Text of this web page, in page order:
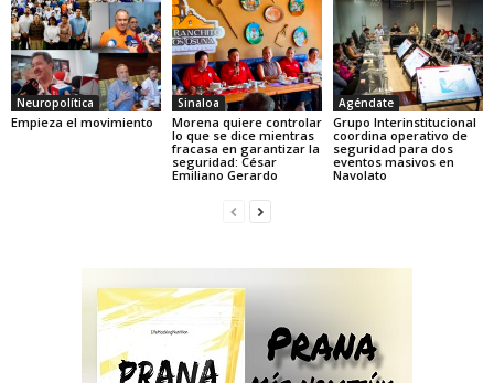
Neuropolítica
Empieza el movimiento
Sinaloa
Morena quiere controlar
lo que se dice mientras
fracasa en garantizar la
seguridad: César
Emiliano Gerardo
Agéndate
Grupo Interinstitucional
coordina operativo de
seguridad para dos
eventos masivos en
Navolato